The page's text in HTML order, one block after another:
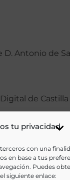
tu privacidad
con una
en base a tus
Puedes
siguiente enlace:
D. Antonio de
de Castilla
Educación,
electrónica